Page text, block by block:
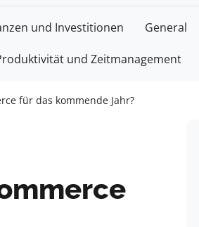
und Investitionen General
und Zeitmanagement
für das kommende Jahr?